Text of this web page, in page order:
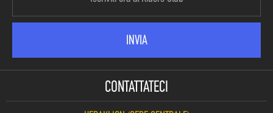
CONTATTATECI